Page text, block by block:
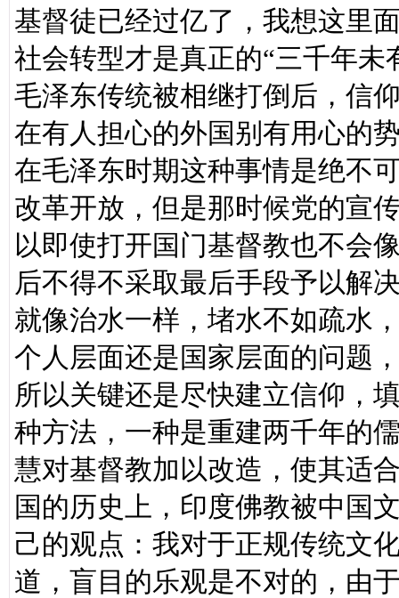
基督徒已经过亿了，我想这里
社会转型才是真正的“三千年
毛泽东传统被相继打倒后，信
在有人担心的外国别有用心的
在毛泽东时期这种事情是绝不
改革开放，但是那时候党的宣
以即使打开国门基督教也不会
后不得不采取最后手段予以解
就像治水一样，堵水不如疏水
个人层面还是国家层面的问题
所以关键还是尽快建立信仰，
种方法，一种是重建两千年的
慧对基督教加以改造，使其适
国的历史上，印度佛教被中国
己的观点：我对于正规传统
道，盲目的乐观是不对的，由